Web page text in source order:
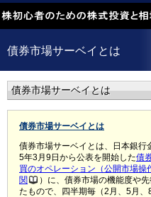
債券市場サーベイとは
債券市場サーベイとは
債券市場サーベイとは
債券市場サーベイとは、日本銀
5年3月9日から公表を開始した債
買のオペレーション（公開市場操
関
）に、債券市場の機能度や
たもので、四半期毎（2月、5月